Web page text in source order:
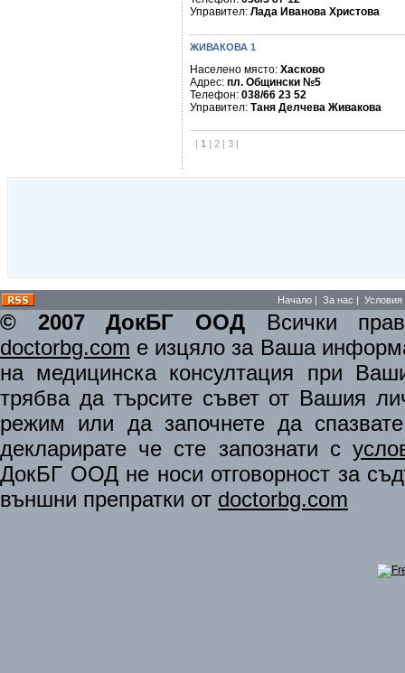
Управител: Лада Иванова Христова
ЖИВАКОВА 1
Населено място: Хасково
Адрес: пл. Общински №5
Телефон: 038/66 23 52
Управител: Таня Делчева Живакова
| 1 | 2 | 3 |
Начало | За нас | Условия
© 2007 ДокБГ ООД Всички
doctorbg.com е изцяло за Ваша
на медицинска консултация при
трябва да търсите съвет от Вашия
режим или да започнете да
декларирате че сте запознати с
ДокБГ ООД не носи отговорност за
външни препратки от doctorbg.com